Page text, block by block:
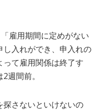
雇用期間に定めがない
入れができ、申入れの
て雇用関係は終了す
週間前。
探さないといけないの